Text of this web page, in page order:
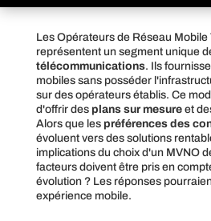
Les Opérateurs de Réseau Mobile
représentent un segment unique
télécommunications. Ils
mobiles sans posséder
sur des opérateurs établis. Ce
d'offrir des plans sur mesureet
Alors que les préférences des
évoluent vers des solutions
implications du choix d'un MVNO
facteurs doivent être pris en
évolution ? Les réponses
expérience mobile.